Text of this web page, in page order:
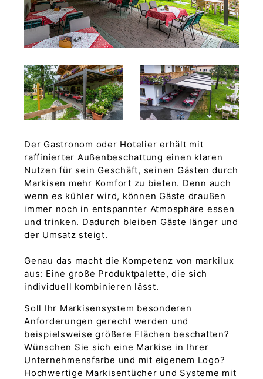
Der Gastronom oder Hotelier erhält mit
raffinierter Außenbeschattung einen klaren
Nutzen für sein Geschäft, seinen Gästen durch
Markisen mehr Komfort zu bieten. Denn auch
wenn es kühler wird, können Gäste draußen
immer noch in entspannter Atmosphäre essen
und trinken. Dadurch bleiben Gäste länger und
der Umsatz steigt.
Genau das macht die Kompetenz von markilux
aus: Eine große Produktpalette, die sich
individuell kombinieren lässt.
Soll Ihr Markisensystem besonderen
Anforderungen gerecht werden und
beispielsweise größere Flächen beschatten?
Wünschen Sie sich eine Markise in Ihrer
Unternehmensfarbe und mit eigenem Logo?
Hochwertige Markisentücher und Systeme mit